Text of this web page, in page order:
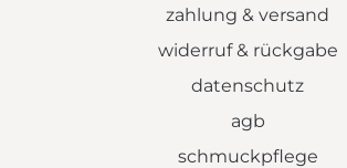
zahlung & versand
widerruf & rückgabe
datenschutz
agb
schmuckpflege